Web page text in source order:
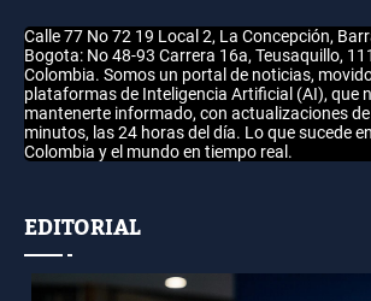
Calle 77 No 72 19 Local 2, La Concepción,
Bogota: No 48-93 Carrera 16a, Teusaquillo,
Colombia. Somos un portal de noticias,
plataformas de Inteligencia Artificial (AI), que
mantenerte informado, con actualizaciones
minutos, las 24 horas del día. Lo que sucede
Colombia y el mundo en tiempo real.
EDITORIAL